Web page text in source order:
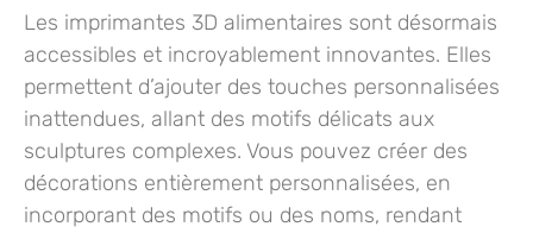
Les imprimantes 3D alimentaires sont désormais
accessibles et incroyablement innovantes. Elles
permettent d’ajouter des touches personnalisées
inattendues, allant des motifs délicats aux
sculptures complexes. Vous pouvez créer des
décorations entièrement personnalisées, en
incorporant des motifs ou des noms, rendant